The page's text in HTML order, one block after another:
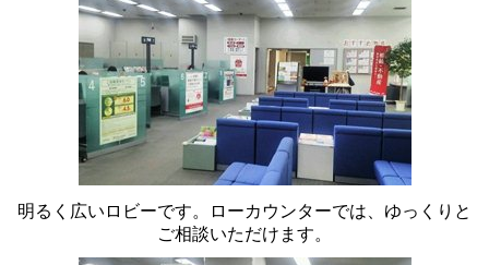
明るく広いロビーです。ローカウンターでは、ゆっくりと
ご相談いただけます。